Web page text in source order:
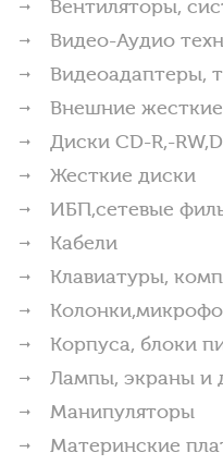
Вентиляторы,
Видео-Аудио
Видеоадаптеры,
Внешние
Диски CD-R,-
Жесткие диски
ИБП,сетевые
Кабели
Клавиатуры,
Корпуса, блоки
Лампы, экраны и
Манипуляторы
Материнские